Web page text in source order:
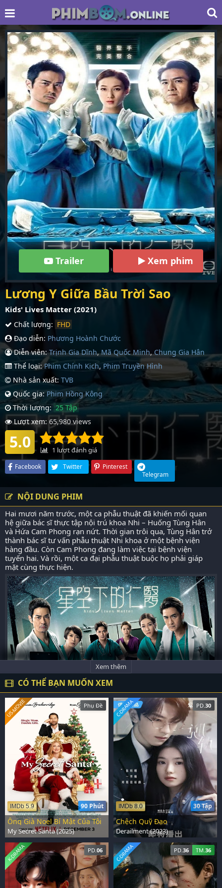
Trailer Xem phim
Lương Y Giữa Bầu Trời Sao
Kids' Lives Matter (2021)
Chất lượng: FHD
Đạo diễn: Phương Hoành Chước
Diễn viên: Trịnh Gia Dĩnh,Mã Quốc Minh,Chung Gia Hân
Thể loại: Phim Chính Kịch, Phim Truyền Hình
Nhà sản xuất: TVB
Quốc gia: Phim Hồng Kông
Thời lượng: 25 Tập
Lượt xem: 65,980 views
5.0 1 lượt đánh giá
Facebook Twitter
Pinterest
Telegram
NỘI DUNG PHIM
Hai mươi năm trước, một ca phẫu thuật đã khiến mối quan
hệ giữa bác sĩ thực tập nội trú khoa Nhi – Huống Tùng Hân
và Hứa Cam Phong rạn nứt. Thời gian trôi qua, Tùng Hân trở
thành bác sĩ tư vấn phẫu thuật Nhi khoa ở một bệnh viện
hàng đầu. Còn Cam Phong đang làm việc tại bệnh viện
tuyến hai. Và rồi, một ca đại phẫu thuật buộc họ phải giáp
mặt cùng thực hiện.
Xem thêm
CÓ THỂ BẠN MUỐN XEM
Phụ Đề
90 Phút
IMDb 5.9
US-MOVIE
Ông Già Noel Bí Mật Của Tôi
My Secret Santa (2025)
PD. 30
30 Tập
IMDb 8.0
C-DRAMA
Chệch Quỹ Đạo
Derailment (2023)
PD. 06
K-DRAMA PD. 36 TM. 36
C-DRAMA